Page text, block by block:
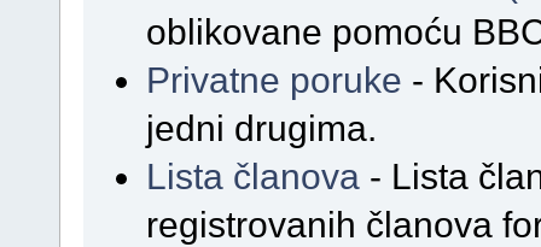
oblikovane pomoću
Privatne poruke -
jedni drugima.
Lista članova - Lista
registrovanih članova